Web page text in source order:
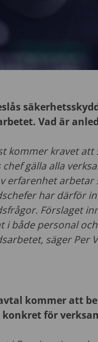
Vad är
kommer kravet
chef gälla alla
erfarenhet
har därför
Förslaget
i både personal
säger Per
kommer att
för